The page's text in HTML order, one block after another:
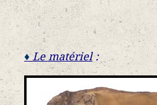
♦Le matériel: